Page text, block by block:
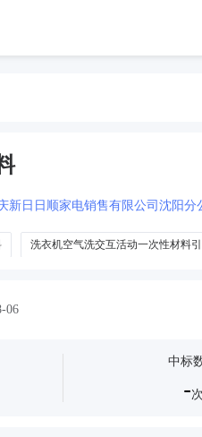
新日日顺家电销售有限公司沈阳
洗衣机空气洗交互活动一次性材料引
06
中标
-次